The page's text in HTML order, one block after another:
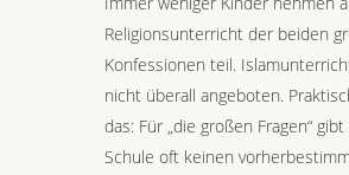
Religionsunterricht der beiden
Konfessionen teil.
nicht überall angeboten.
das: Für „die großen Fragen“
Schule oft keinen